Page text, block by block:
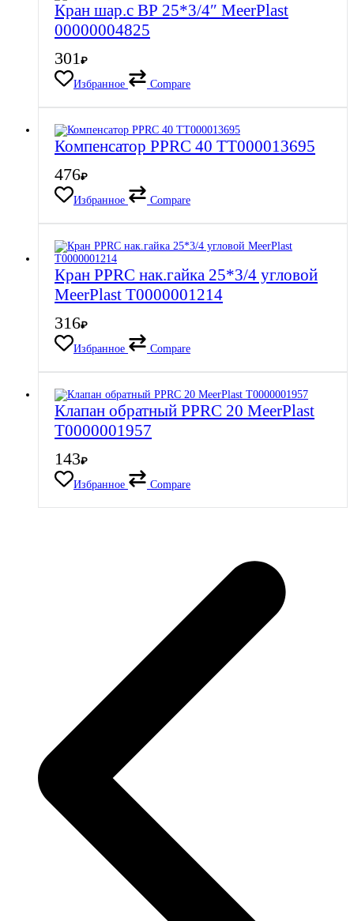
Кран шар.с ВР 25*3/4″ MeerPlast
00000004825
301₽
Избранное
Compare
Компенсатор PPRC 40 ТТ000013695
476₽
Избранное
Compare
Кран PPRC нак.гайка 25*3/4 угловой
MeerPlast Т0000001214
316₽
Избранное
Compare
Клапан обратный PPRC 20 MeerPlast
Т0000001957
143₽
Избранное
Compare